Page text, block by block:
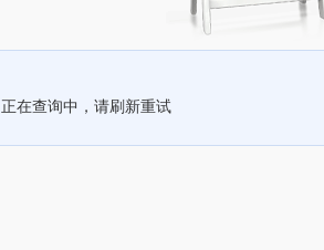
正在查询中，请刷新重试